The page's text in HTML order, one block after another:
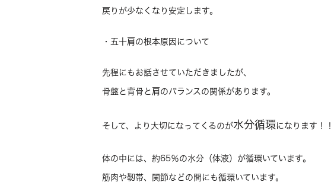
戻りが少なくなり安定します。
・五十肩の根本原因について
先程にもお話させていただきましたが、
骨盤と背骨と肩のバランスの関係があります。
そして、より大切になってくるのが水分循環になります！！
体の中には、約65％の水分（体液）が循環いています。
筋肉や靭帯、関節などの間にも循環いています。